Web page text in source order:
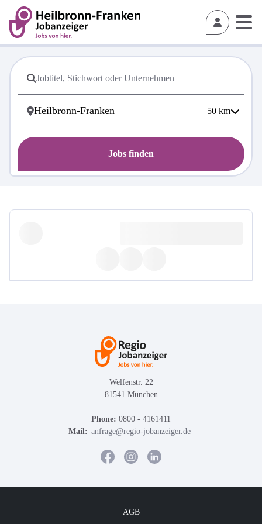
50 km
Jobs finden
Welfenstr. 22
81541 München
Phone: 0800 - 4161411
Mail: anfrage@regio-jobanzeiger.de
AGB